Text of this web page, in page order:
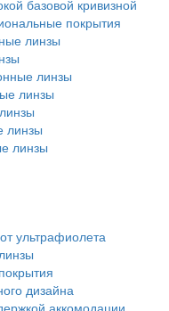
базовой кривизной
покрытия
линзы
линзы
линзы
линзы
линзы
ультрафиолета
дизайна